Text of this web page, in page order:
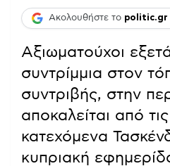
Ακολουθήστε το politic.gr
Αξιωματούχοι
συντρίμμια στον
συντριβής, στην
αποκαλείται από
κατεχόμενα
κυπριακή